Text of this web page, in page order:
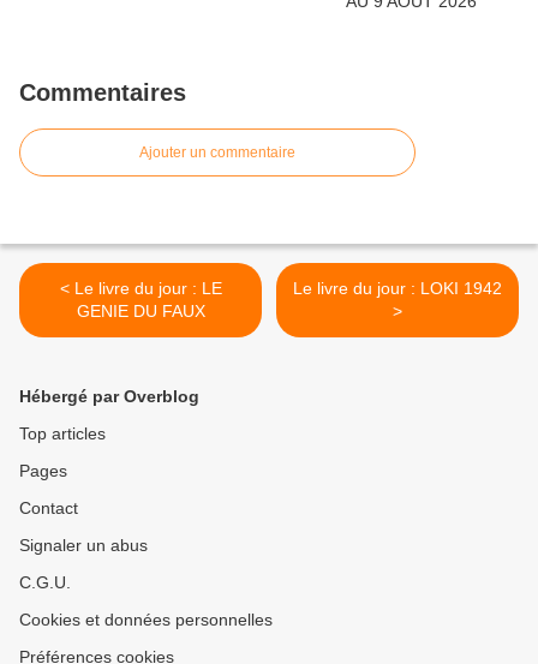
Commentaires
Ajouter un commentaire
< Le livre du jour : LE
GENIE DU FAUX
Le livre du jour : LOKI 1942
>
Hébergé par Overblog
Top articles
Pages
Contact
Signaler un abus
C.G.U.
Cookies et données personnelles
Préférences cookies